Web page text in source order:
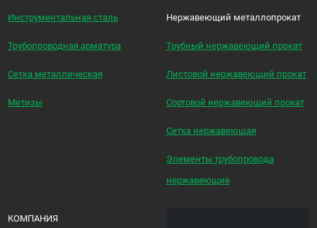
Инструментальная сталь
Трубопроводная арматура
Сетка металлическая
Метизы
Нержавеющий металлопрокат
Трубный нержавеющий прокат
Листовой нержавеющий прокат
Сортовой нержавеющий прокат
Сетка нержавеющая
Элементы трубопровода
нержавеющие
КОМПАНИЯ